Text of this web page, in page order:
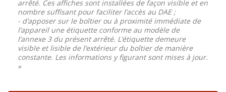
arrêté. Ces affiches sont installées de façon visible et en
nombre suffisant pour faciliter l’accès au DAE ;
- d’apposer sur le boîtier ou à proximité immédiate de
l’appareil une étiquette conforme au modèle de
l’annexe 3 du présent arrêté. L’étiquette demeure
visible et lisible de l’extérieur du boîtier de manière
constante. Les informations y figurant sont mises à jour.
»